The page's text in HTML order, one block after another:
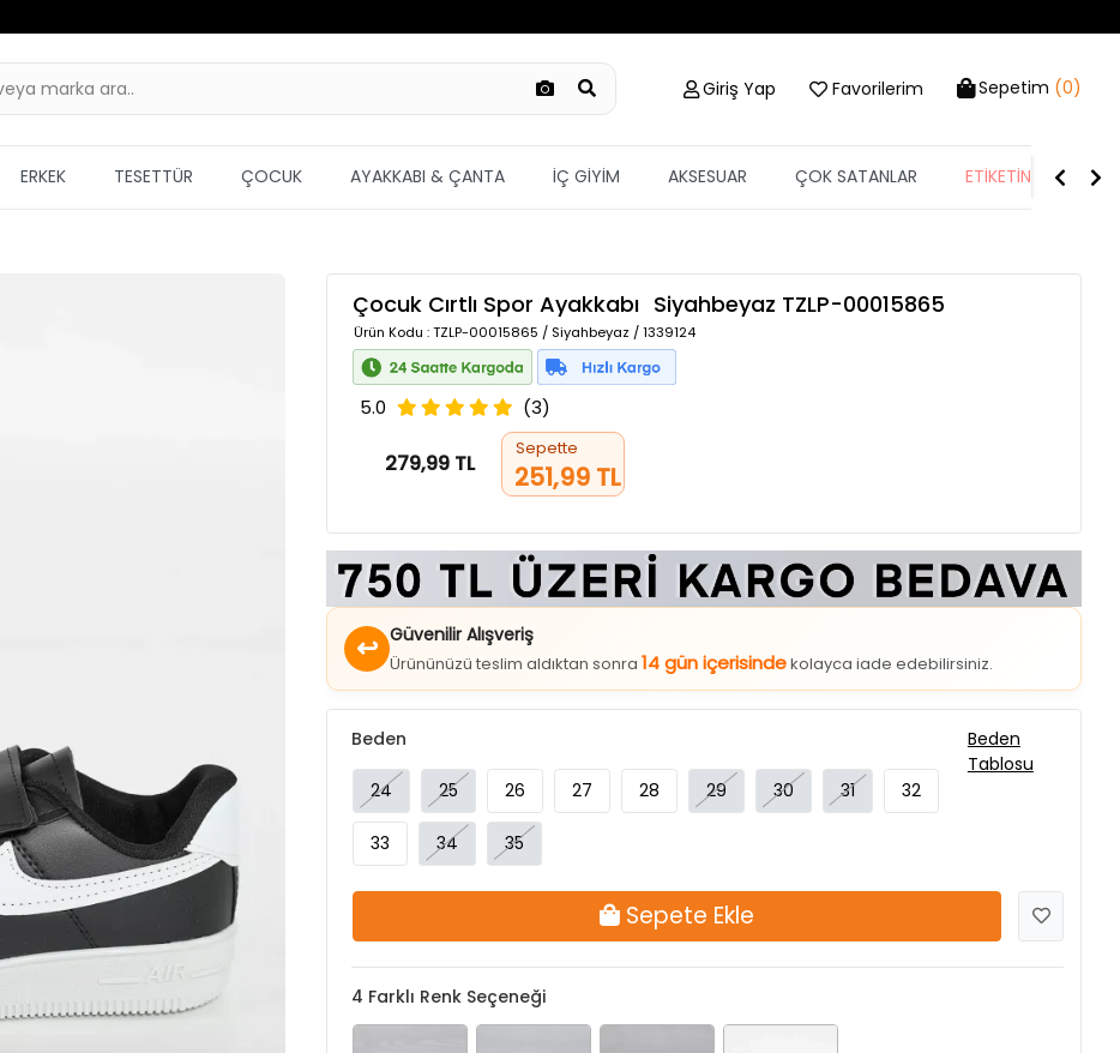
Giriş Yap Favorilerim Sepetim (0)
ERKEK TESETTÜR ÇOCUK AYAKKABI & ÇANTA İÇ GİYİM AKSESUAR ÇOK SATANLAR ETİKETİN YARISI
Çocuk Cırtlı Spor Ayakkabı Siyahbeyaz TZLP-00015865
Ürün Kodu : TZLP-00015865 / Siyahbeyaz / 1339124
5.0 (3)
279,99 TL
Sepette
251,99 TL
↩ Güvenilir Alışveriş
Ürününüzü teslim aldıktan sonra 14 gün içerisindekolayca iade edebilirsiniz.
Beden
24 25 26 27 28 29 30 31 32
33 34 35
Beden
Tablosu
Sepete Ekle
4 Farklı Renk Seçeneği